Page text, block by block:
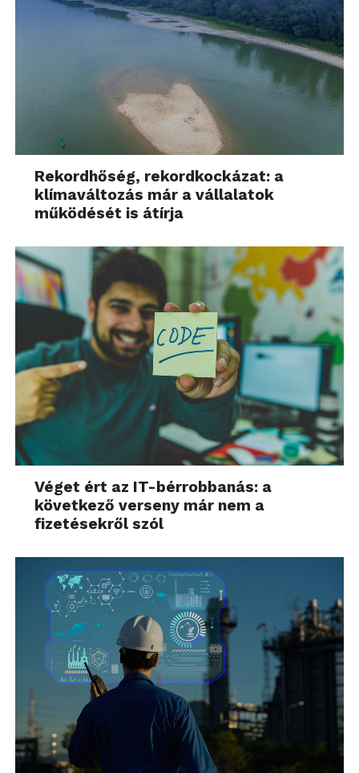
Rekordhőség, rekordkockázat: a
klímaváltozás már a vállalatok
működését is átírja
Véget ért az IT-bérrobbanás: a
következő verseny már nem a
fizetésekről szól